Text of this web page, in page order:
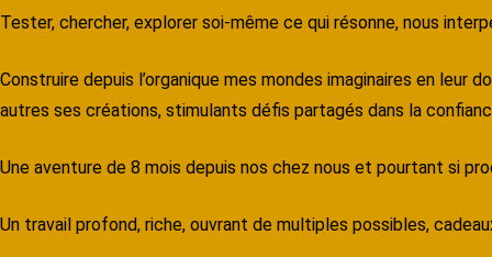
Tester, chercher, explorer soi-même ce qui résonne, nous
Construire depuis l’organique mes mondes imaginaires en leur
autres ses créations, stimulants défis partagés dans la
Une aventure de 8 mois depuis nos chez nous et pourtant si
Un travail profond, riche, ouvrant de multiples possibles,